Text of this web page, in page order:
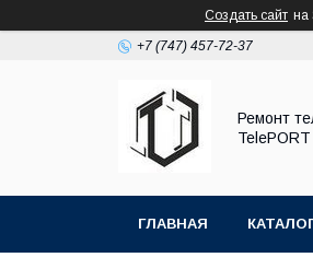
Создать сайт на
+7 (747) 457-72-37
Ремонт
TelePORT
ГЛАВНАЯ